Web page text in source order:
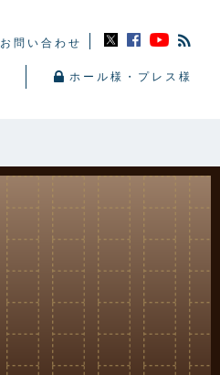
お問い合わせ
ホール様・プレス様